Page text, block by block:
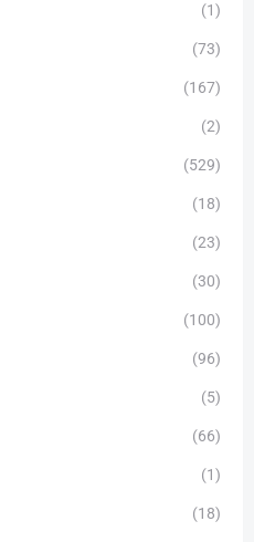
(1)
(73)
(167)
(2)
(529)
(18)
(23)
(30)
(100)
(96)
(5)
(66)
(1)
(18)